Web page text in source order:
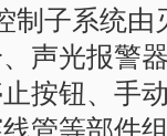
制子系统由
声光报警
按钮、手
管等部件